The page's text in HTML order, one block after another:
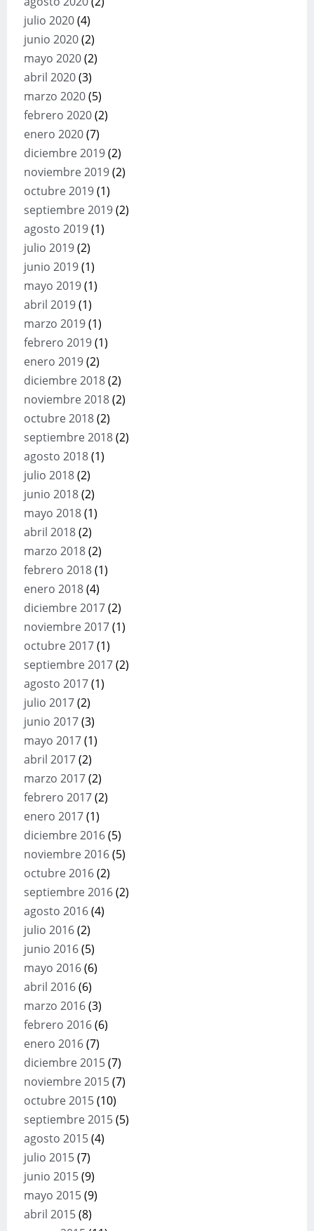
julio 2020(4)
junio 2020(2)
mayo 2020(2)
abril 2020(3)
marzo 2020(5)
febrero 2020(2)
enero 2020(7)
diciembre 2019(2)
noviembre 2019(2)
octubre 2019(1)
septiembre 2019(2)
agosto 2019(1)
julio 2019(2)
junio 2019(1)
mayo 2019(1)
abril 2019(1)
marzo 2019(1)
febrero 2019(1)
enero 2019(2)
diciembre 2018(2)
noviembre 2018(2)
octubre 2018(2)
septiembre 2018(2)
agosto 2018(1)
julio 2018(2)
junio 2018(2)
mayo 2018(1)
abril 2018(2)
marzo 2018(2)
febrero 2018(1)
enero 2018(4)
diciembre 2017(2)
noviembre 2017(1)
octubre 2017(1)
septiembre 2017(2)
agosto 2017(1)
julio 2017(2)
junio 2017(3)
mayo 2017(1)
abril 2017(2)
marzo 2017(2)
febrero 2017(2)
enero 2017(1)
diciembre 2016(5)
noviembre 2016(5)
octubre 2016(2)
septiembre 2016(2)
agosto 2016(4)
julio 2016(2)
junio 2016(5)
mayo 2016(6)
abril 2016(6)
marzo 2016(3)
febrero 2016(6)
enero 2016(7)
diciembre 2015(7)
noviembre 2015(7)
octubre 2015(10)
septiembre 2015(5)
agosto 2015(4)
julio 2015(7)
junio 2015(9)
mayo 2015(9)
abril 2015(8)